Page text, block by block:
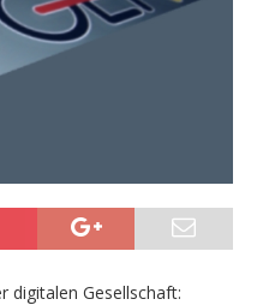
digitalen Gesellschaft: